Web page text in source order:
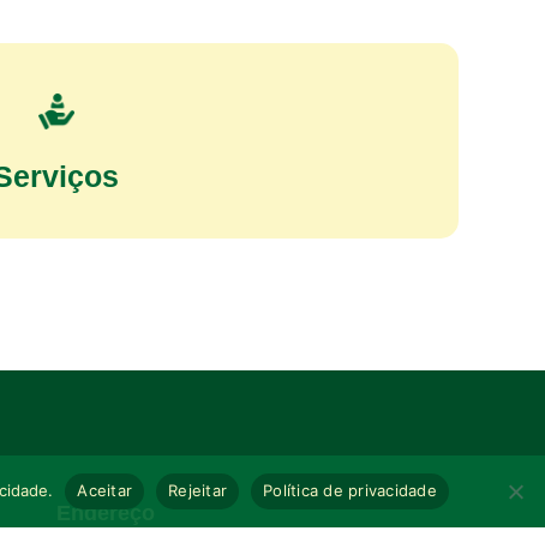
Endereço
Aceitar Rejeitar Política de privacidade